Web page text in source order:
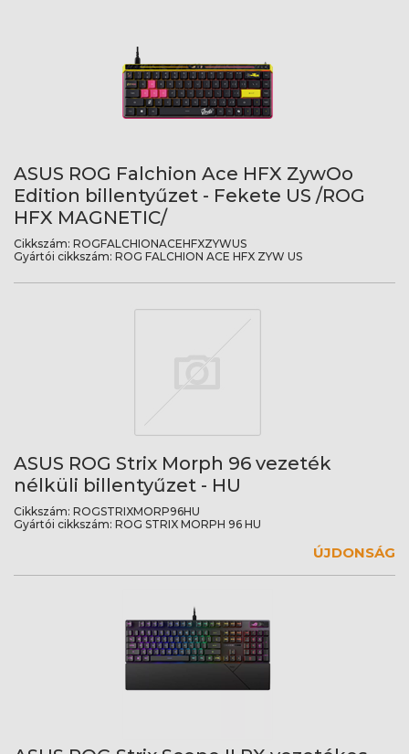
ASUS ROG Falchion Ace HFX ZywOo
Edition billentyűzet - Fekete US /ROG
HFX MAGNETIC/
Cikkszám: ROGFALCHIONACEHFXZYWUS
Gyártói cikkszám: ROG FALCHION ACE HFX ZYW US
ASUS ROG Strix Morph 96 vezeték
nélküli billentyűzet - HU
Cikkszám: ROGSTRIXMORP96HU
Gyártói cikkszám: ROG STRIX MORPH 96 HU
ÚJDONSÁG